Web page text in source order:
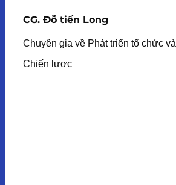
CG. Đỗ tiến Long
Chuyên gia về Phát triển tổ chức và
Chiến lược